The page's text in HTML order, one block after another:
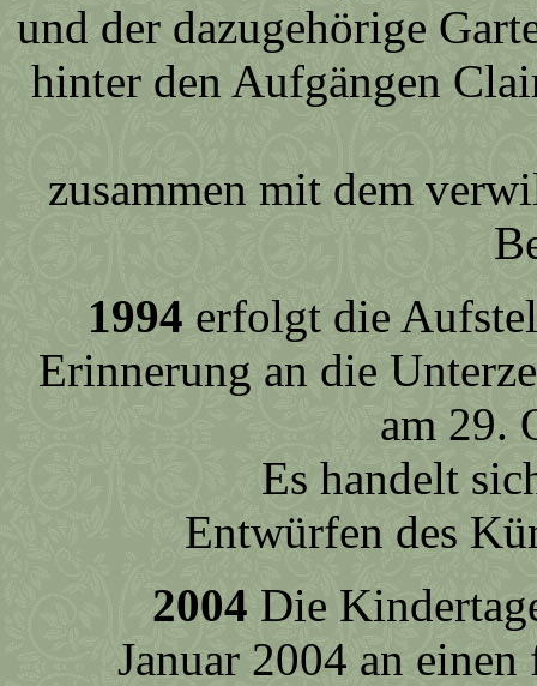
und der dazugehörige
hinter den Aufgängen
zusammen mit dem
1994 erfolgt die
Erinnerung an die
am 29.
Es handelt sich um
Entwürfen des
2004 Die
Januar 2004 an